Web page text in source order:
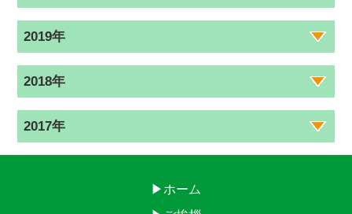
2019年
2018年
2017年
▶ホーム